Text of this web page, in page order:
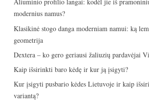
Aliuminio profilio langai: kodėl jie iš
modernius namus?
Klasikinė stogo danga moderniam namui: ką
geometrija
Dextera – ko gero geriausi žaliuzių pardavėjai
Kaip išsirinkti baro kėdę ir kur ją įsigyti?
Kur įsigyti pusbario kėdes Lietuvoje ir kaip
variantą?